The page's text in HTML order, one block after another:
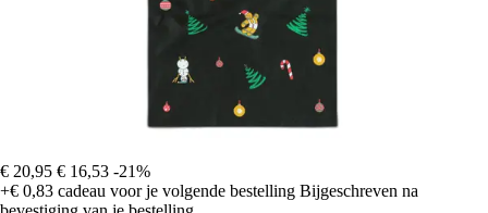
€ 20,95 € 16,53 -21%
+€ 0,83 cadeau voor je volgende bestelling Bijgeschreven na